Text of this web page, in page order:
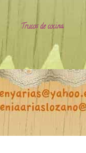
Trucos de cocina.